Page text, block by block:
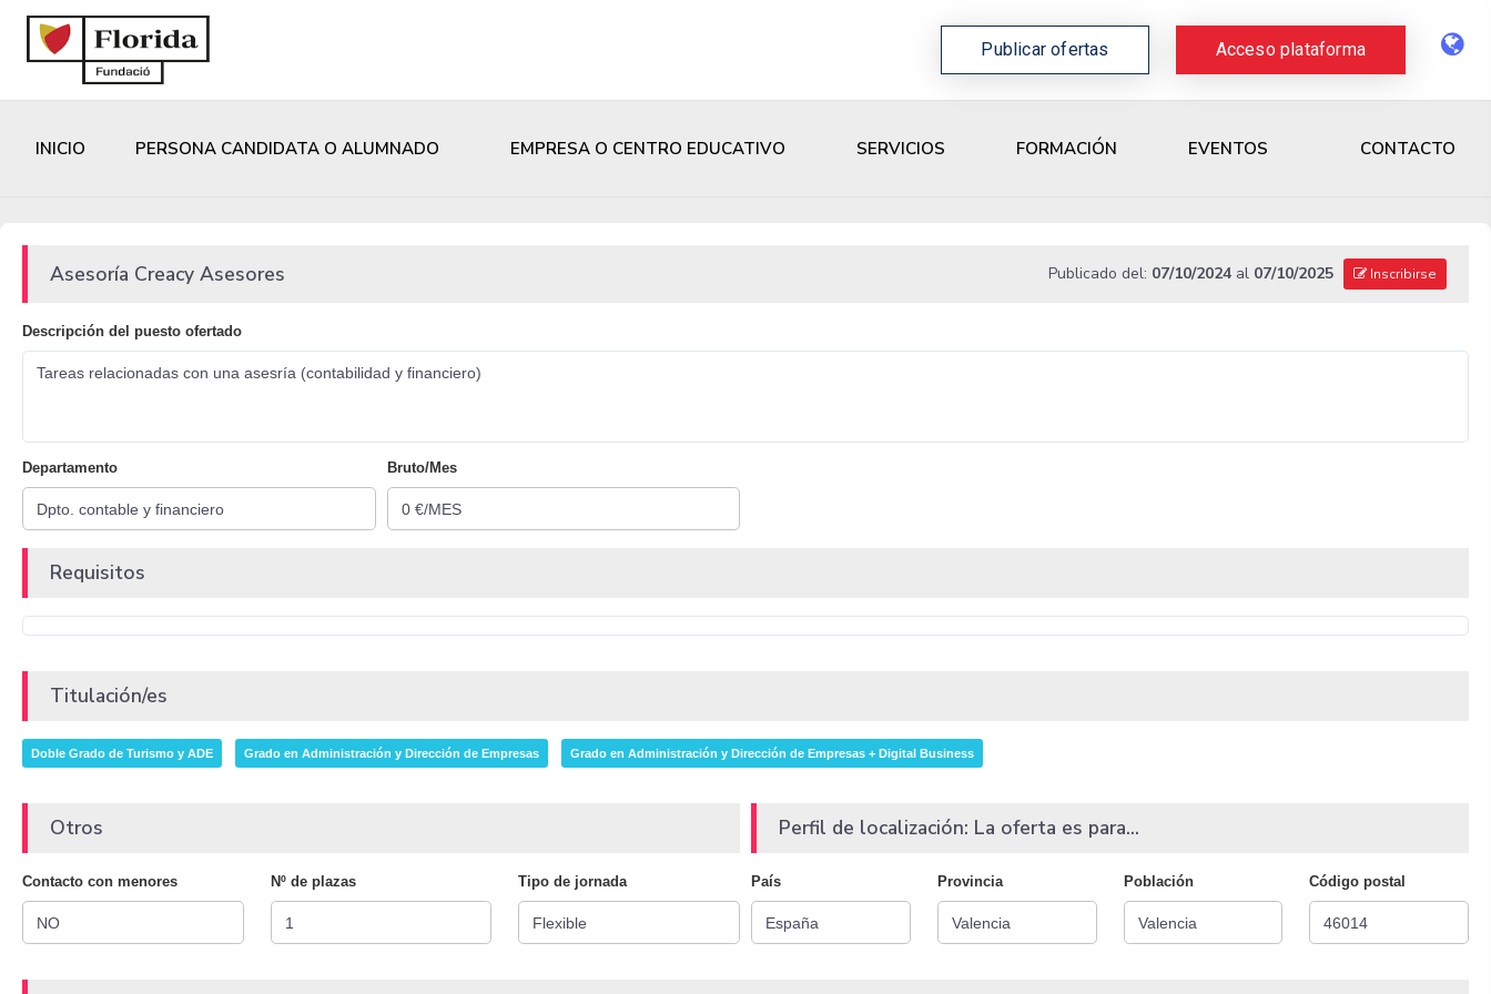
Publicar ofertas Acceso plataforma
INICIO PERSONA CANDIDATA O ALUMNADO EMPRESA O CENTRO EDUCATIVO SERVICIOS FORMACIÓN EVENTOS CONTACTO
Asesoría Creacy Asesores Publicado del: 07/10/2024al 07/10/2025 Inscribirse
Descripción del puesto ofertado
Tareas relacionadas con una asesría (contabilidad y financiero)
Departamento Bruto/Mes
Requisitos
Titulación/es
Doble Grado de Turismo y ADE Grado en Administración y Dirección de Empresas Grado en Administración y Dirección de Empresas + Digital Business
Otros
Contacto con menores Nº de plazas Tipo de jornada
Perfil de localización: La oferta es para...
País Provincia Población Código postal